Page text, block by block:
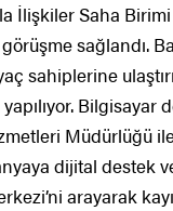
İlişkiler Saha
sağlandı.
sahiplerine
Müdürlüğü
dijital destek
arayarak